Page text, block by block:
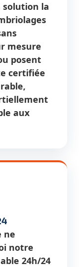
solution la
mesure
posent
certifiée
aux
ne
notre
24h/24